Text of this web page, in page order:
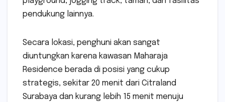
pendukung lainnya.
Secara lokasi, penghuni akan sangat
diuntungkan karena kawasan Maharaja
Residence berada di posisi yang cukup
strategis, sekitar 20 menit dari Citraland
Surabaya dan kurang lebih 15 menit menuju